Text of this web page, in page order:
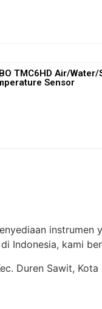
TMC6HD Air/Water/
Sensor
Indonesia, kami
Duren Sawit,